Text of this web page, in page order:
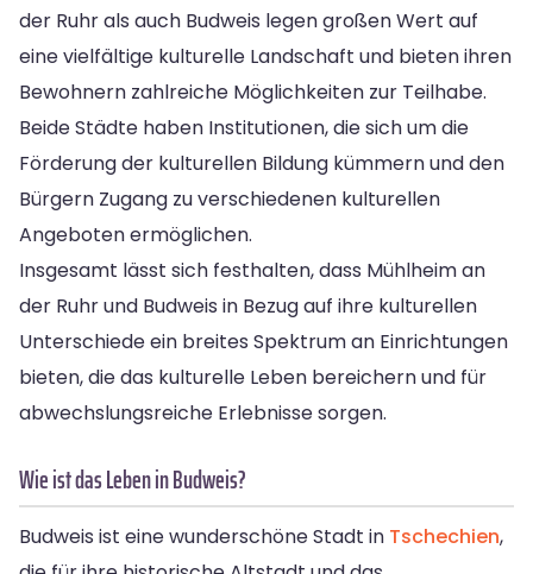
der Ruhr als auch Budweis legen großen Wert auf
eine vielfältige kulturelle Landschaft und bieten ihren
Bewohnern zahlreiche Möglichkeiten zur Teilhabe.
Beide Städte haben Institutionen, die sich um die
Förderung der kulturellen Bildung kümmern und den
Bürgern Zugang zu verschiedenen kulturellen
Angeboten ermöglichen.
Insgesamt lässt sich festhalten, dass Mühlheim an
der Ruhr und Budweis in Bezug auf ihre kulturellen
Unterschiede ein breites Spektrum an Einrichtungen
bieten, die das kulturelle Leben bereichern und für
abwechslungsreiche Erlebnisse sorgen.
Wie ist das Leben in Budweis?
Budweis ist eine wunderschöne Stadt in Tschechien,